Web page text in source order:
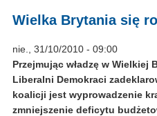
Wielka Brytania się
nie., 31/10/2010 - 09:00
Przejmując władzę w
Liberalni Demokraci
koalicji jest wyprowadzenie
zmniejszenie deficytu